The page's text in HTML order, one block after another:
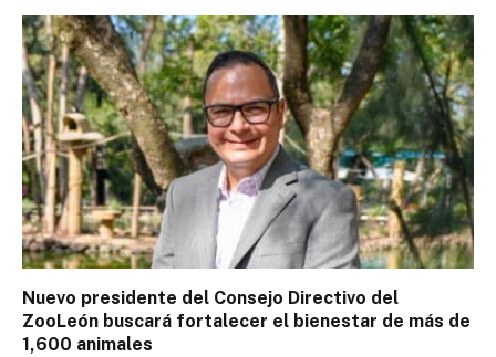
Nuevo presidente del Consejo Directivo del
ZooLeón buscará fortalecer el bienestar de más de
1,600 animales